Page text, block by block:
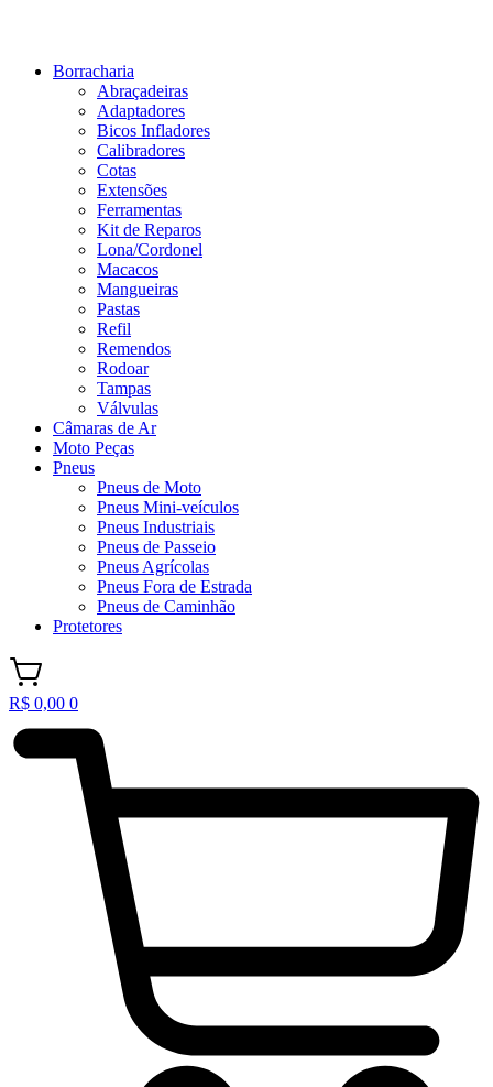
Borracharia
Abraçadeiras
Adaptadores
Bicos Infladores
Calibradores
Cotas
Extensões
Ferramentas
Kit de Reparos
Lona/Cordonel
Macacos
Mangueiras
Pastas
Refil
Remendos
Rodoar
Tampas
Válvulas
Câmaras de Ar
Moto Peças
Pneus
Pneus de Moto
Pneus Mini-veículos
Pneus Industriais
Pneus de Passeio
Pneus Agrícolas
Pneus Fora de Estrada
Pneus de Caminhão
Protetores
R$ 0,00 0